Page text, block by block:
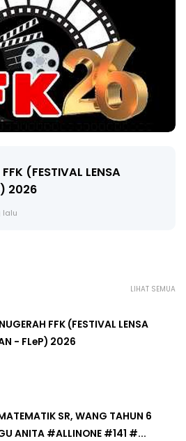
SR, WANG TAHUN 6 OLEH
#141 #...
LIHAT SEMUA
FFK (FESTIVAL LENSA
- FLeP) 2026
SR, WANG TAHUN 6
ANITA #ALLINONE #141 #...